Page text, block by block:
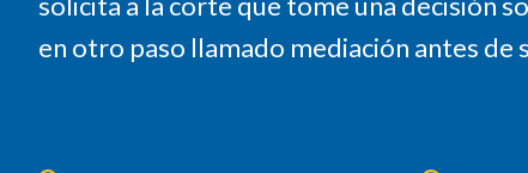
en otro paso llamado mediación antes de